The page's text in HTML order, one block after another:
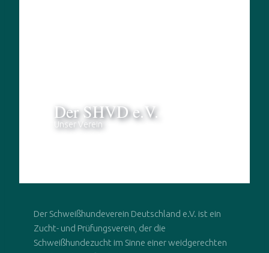
Der SHVD e.V.
Unser Verein
Der Schweißhundeverein Deutschland e.V. ist ein
Zucht- und Prüfungsverein, der die
Schweißhundezucht im Sinne einer weidgerechten